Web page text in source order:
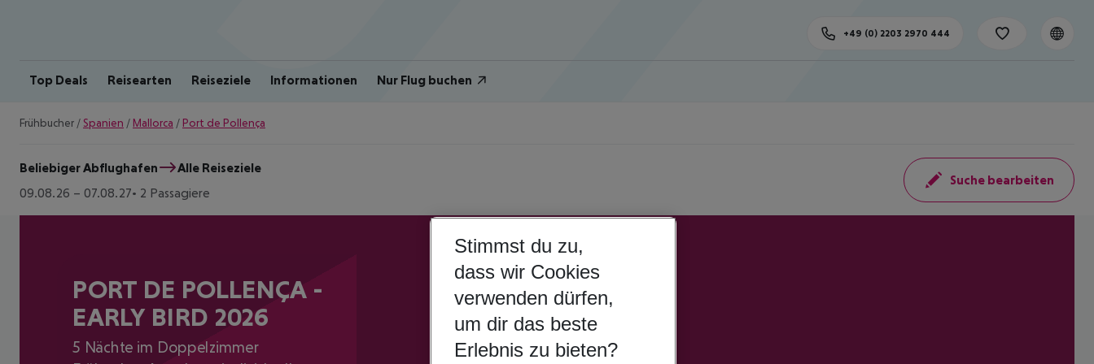
Top Deals Reisearten Reiseziele Informationen Nur Flug buchen
+49 (0) 2203 2970 444
Frühbucher / Spanien / Mallorca / Port de Pollença
Beliebiger Abflughafen
Alle Reiseziele
09.08.26 – 07.08.27 2 Passagiere
Suche bearbeiten
PORT DE POLLENÇA -
EARLY BIRD 2026
5 Nächte im Doppelzimmer
Stimmst du zu,
dass wir Cookies
verwenden dürfen,
um dir das beste
Erlebnis zu bieten?